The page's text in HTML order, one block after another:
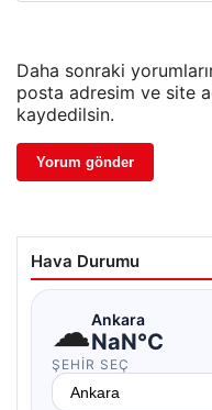
Daha sonraki
posta adresim ve site
kaydedilsin.
Hava Durumu
☁Ankara
NaN°C
ŞEHIR SEÇ